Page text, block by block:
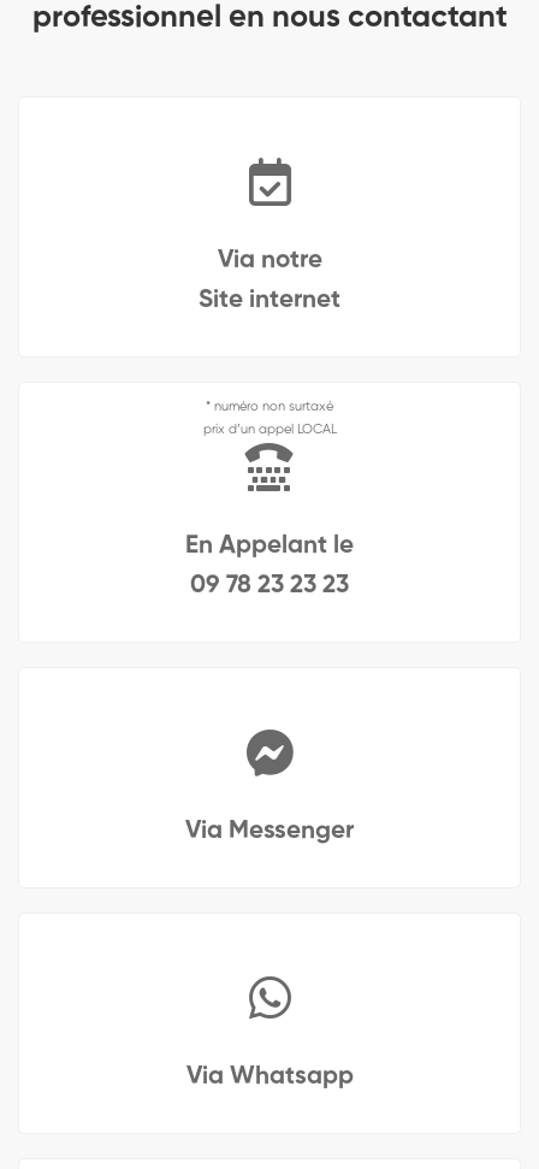
professionnel en nous contactant
Via notre
Site internet
* numéro non surtaxé
prix d’un appel LOCAL
En Appelant le
09 78 23 23 23
Via Messenger
Via Whatsapp